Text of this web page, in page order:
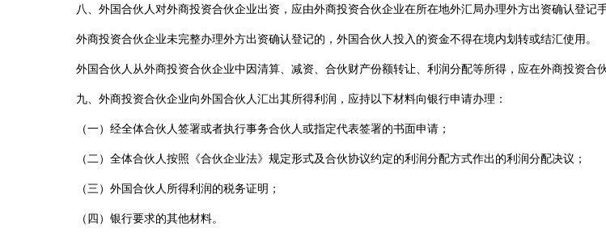
八、外国合伙人对外商投资合伙企业出资，应由外商投资合伙企业在所在地外汇局办理外方出资确认登记
外商投资合伙企业未完整办理外方出资确认登记的，外国合伙人投入的资金不得在境内划转或结汇使用。
外国合伙人从外商投资合伙企业中因清算、减资、合伙财产份额转让、利润分配等所得，应在外商投资合
九、外商投资合伙企业向外国合伙人汇出其所得利润，应持以下材料向银行申请办理：
（一）经全体合伙人签署或者执行事务合伙人或指定代表签署的书面申请；
（二）全体合伙人按照《合伙企业法》规定形式及合伙协议约定的利润分配方式作出的利润分配决议；
（三）外国合伙人所得利润的税务证明；
（四）银行要求的其他材料。